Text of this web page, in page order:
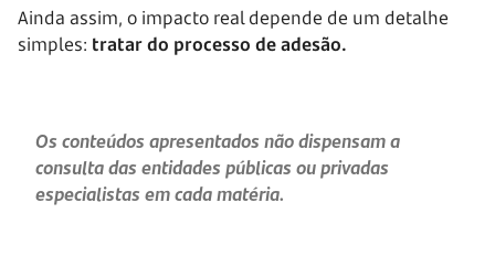
Ainda assim, o impacto real depende de um detalhe
simples: tratar do processo de adesão.
Os conteúdos apresentados não dispensam a
consulta das entidades públicas ou privadas
especialistas em cada matéria.